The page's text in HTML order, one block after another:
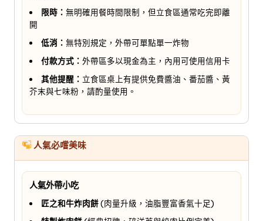
限時： 無明確用餐時間限制，但立食區通常吃完即離
開
低消： 無特別規定，外帶可單點單一炸物
付款方式： 外帶區多以現金為主，內用可使用信用卡
其他提醒： 立食區桌上有提供免費醬油、番茄醬、黃
芥末與七味粉，請酌量使用。
人氣必嚐美味
人氣外帶小吃
匠之和牛炸肉餅(肉量升級，油脂豐富香氣十足)